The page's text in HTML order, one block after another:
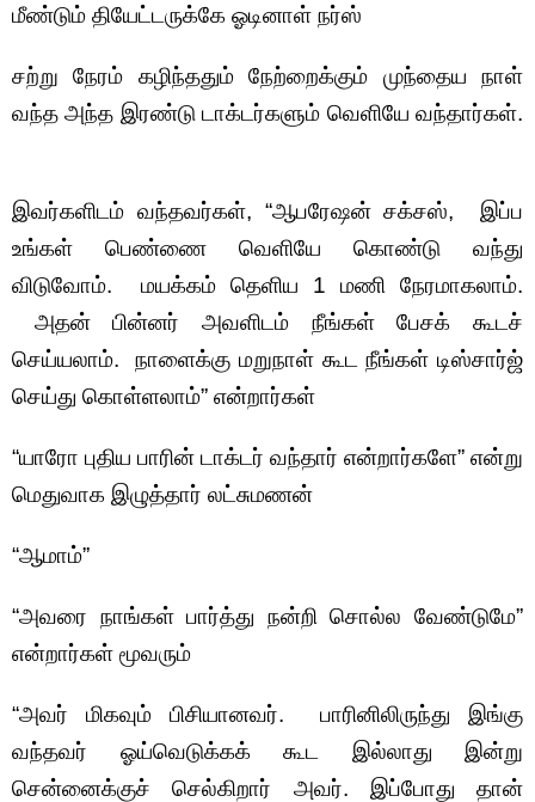
மீண்டும் தியேட்டருக்கே ஓடினாள் நர்ஸ்
சற்று நேரம் கழிந்ததும் நேற்றைக்கும் முந்தைய நாள்
வந்த அந்த இரண்டு டாக்டர்களும் வெளியே வந்தார்கள்.
இவர்களிடம் வந்தவர்கள், “ஆபரேஷன் சக்சஸ், இப்ப
உங்கள் பெண்ணை வெளியே கொண்டு வந்து
விடுவோம். மயக்கம் தெளிய 1 மணி நேரமாகலாம்.
அதன் பின்னர் அவளிடம் நீங்கள் பேசக் கூடச்
செய்யலாம். நாளைக்கு மறுநாள் கூட நீங்கள் டிஸ்சார்ஜ்
செய்து கொள்ளலாம்” என்றார்கள்
“யாரோ புதிய பாரின் டாக்டர் வந்தார் என்றார்களே” என்று
மெதுவாக இழுத்தார் லட்சுமணன்
“ஆமாம்”
“அவரை நாங்கள் பார்த்து நன்றி சொல்ல வேண்டுமே”
என்றார்கள் மூவரும்
“அவர் மிகவும் பிசியானவர். பாரினிலிருந்து இங்கு
வந்தவர் ஓய்வெடுக்கக் கூட இல்லாது இன்று
சென்னைக்குச் செல்கிறார் அவர். இப்போது தான்